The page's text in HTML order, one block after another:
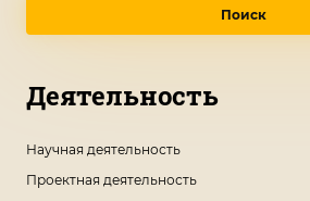
Поиск
Деятельность
Научная деятельность
Проектная деятельность